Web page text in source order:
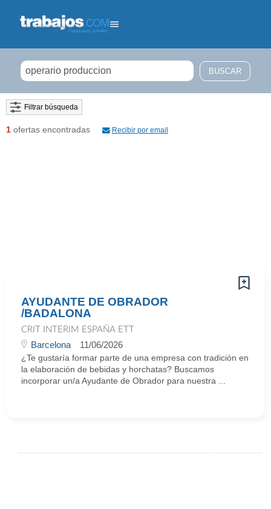
Filtrar búsqueda
1 ofertas encontradas Recibir por email
AYUDANTE DE OBRADOR
/BADALONA
CRIT INTERIM ESPAÑA ETT
Barcelona 11/06/2026
¿Te gustaría formar parte de una empresa con tradición en
la elaboración de bebidas y horchatas? Buscamos
incorporar un/a Ayudante de Obrador para nuestra ...